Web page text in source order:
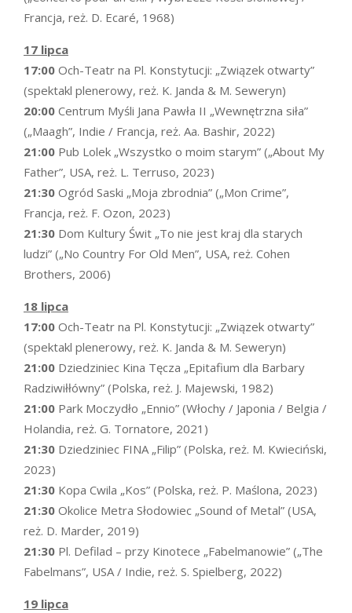
Francja, reż. D. Ecaré, 1968)
17 lipca
17:00 Och-Teatr na Pl. Konstytucji: „Związek otwarty”
(spektakl plenerowy, reż. K. Janda & M. Seweryn)
20:00 Centrum Myśli Jana Pawła II „Wewnętrzna siła”
(„Maagh”, Indie / Francja, reż. Aa. Bashir, 2022)
21:00 Pub Lolek „Wszystko o moim starym” („About My
Father”, USA, reż. L. Terruso, 2023)
21:30 Ogród Saski „Moja zbrodnia” („Mon Crime”,
Francja, reż. F. Ozon, 2023)
21:30 Dom Kultury Świt „To nie jest kraj dla starych
ludzi” („No Country For Old Men”, USA, reż. Cohen
Brothers, 2006)
18 lipca
17:00 Och-Teatr na Pl. Konstytucji: „Związek otwarty”
(spektakl plenerowy, reż. K. Janda & M. Seweryn)
21:00 Dziedziniec Kina Tęcza „Epitafium dla Barbary
Radziwiłłówny” (Polska, reż. J. Majewski, 1982)
21:00 Park Moczydło „Ennio” (Włochy / Japonia / Belgia /
Holandia, reż. G. Tornatore, 2021)
21:30 Dziedziniec FINA „Filip” (Polska, reż. M. Kwieciński,
2023)
21:30 Kopa Cwila „Kos” (Polska, reż. P. Maślona, 2023)
21:30 Okolice Metra Słodowiec „Sound of Metal” (USA,
reż. D. Marder, 2019)
21:30 Pl. Defilad – przy Kinotece „Fabelmanowie” („The
Fabelmans”, USA / Indie, reż. S. Spielberg, 2022)
19 lipca